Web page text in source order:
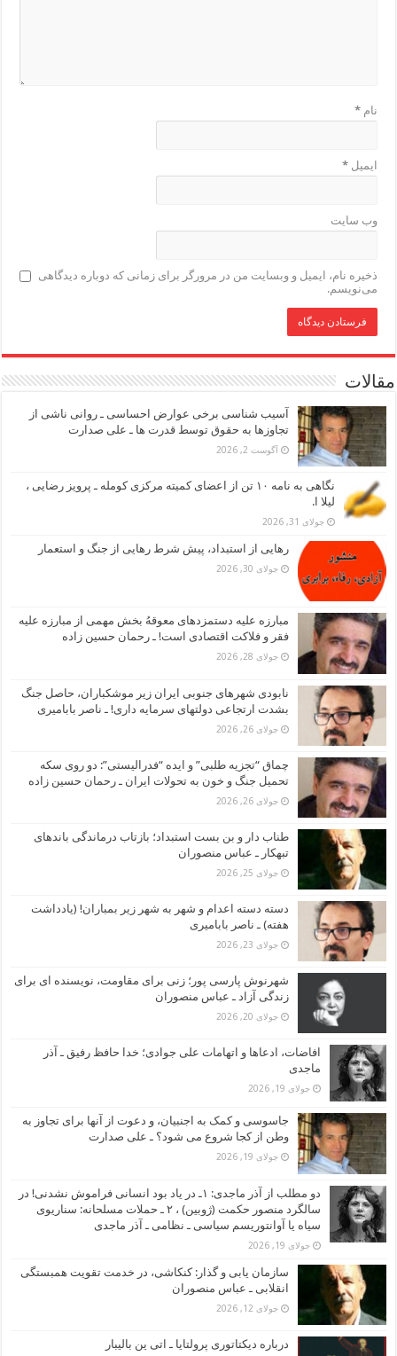
نام*
ایمیل*
وب‌ سایت
ذخیره نام، ایمیل و وبسایت من در مرورگر برای زمانی که دوباره دیدگاهی
می‌نویسم.
مقالات
آسیب شناسی برخی عوارض احساسی ـ روانی ناشی از
تجاوزها به حقوق توسط قدرت ها ـ علی صدارت
آگوست 2, 2026
نگاهی به نامه ۱۰ تن از اعضای کمیته مرکزی کومله ـ پرویز رضایی ،
لیلا ا.
جولای 31, 2026
رهایی از استبداد، پیش شرط رهایی از جنگ و استعمار
جولای 30, 2026
مبارزه علیه دستمزدهای معوقهُ بخش مهمی از مبارزه علیه
فقر و فلاکت اقتصادی است! ـ رحمان حسین زاده
جولای 28, 2026
نابودی شهرهای جنوبی ایران زیر موشکباران، حاصل جنگ
بشدت ارتجاعی دولتهای سرمایه داری! ـ ناصر بابامیری
جولای 26, 2026
چماق “تجزیه طلبی” و ایده “فدرالیستی”: دو روی سکه
تحمیل جنگ و خون به تحولات ایران ـ رحمان حسین زاده
جولای 26, 2026
طناب دار و بن بست استبداد؛ بازتاب درماندگی باندهای
تبهکار ـ عباس منصوران
جولای 25, 2026
دسته دسته اعدام و شهر به شهر زیر بمباران! (یادداشت
هفته) ـ ناصر بابامیری
جولای 23, 2026
شهرنوش پارسی پور؛ زنی برای مقاومت، نویسنده ای برای
زندگی آزاد ـ عباس منصوران
جولای 20, 2026
افاضات، ادعاها و اتهامات علی جوادی؛ خدا حافظ رفیق ـ آذر
ماجدی
جولای 19, 2026
جاسوسی و کمک به اجنبیان، و دعوت از آنها برای تجاوز به
وطن از کجا شروع می شود؟ ـ علی صدارت
جولای 19, 2026
دو مطلب از آذر ماجدی: ۱ـ در یاد بود انسانی فراموش نشدنی! در
سالگرد منصور حکمت (ژوبین) ، ۲ ـ حملات مسلحانه: سناریوی
سیاه یا آوانتوریسم سیاسی ـ نظامی ـ آذر ماجدی
جولای 19, 2026
سازمان یابی و گذار: کنکاشی، در خدمت تقویت همبستگی
انقلابی ـ عباس منصوران
جولای 12, 2026
درباره دیکتاتوری پرولتایا ـ اتی ین بالیبار